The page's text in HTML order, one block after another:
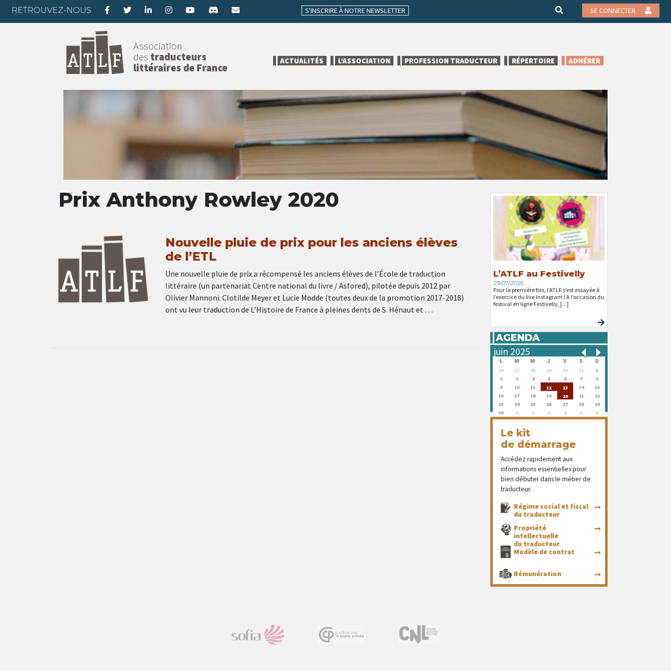
RETROUVEZ-NOUS S'INSCRIRE À NOTRE NEWSLETTER SE CONNECTER
Association
des traducteurs
littéraires de France
ACTUALITÉS L’ASSOCIATION PROFESSION TRADUCTEUR RÉPERTOIRE ADHÉRER
Prix Anthony Rowley 2020
Nouvelle pluie de prix pour les anciens élèves
de l’ETL
Une nouvelle pluie de prix a récompensé les anciens élèves de l’École de traduction
littéraire (un partenariat Centre national du livre / Asfored), pilotée depuis 2012 par
Olivier Mannoni. Clotilde Meyer et Lucie Modde (toutes deux de la promotion 2017-2018)
ont vu leur traduction de L’Histoire de France à pleines dents de S. Hénaut et …
L’ATLF au Festivelly
29/07/2026
Pour la première fois, l’ATLF s’est essayée à
l’exercice du live Instagram ! A l’occasion du
festival en ligne Festivelly, [...]
AGENDA
L M M J V S D
26 27 28 29 30 31
1
2
3 4 5 6 7
8
9
10 11 12 13 14
15
16
17 18 19 20 21
22
23
24 25 26 27 28
29
30
1 2 3 4 5 6
Le kit
de démarrage
Accédez rapidement aux
informations essentielles pour
bien débuter dans le métier de
traducteur.
Régime social et fiscal
du traducteur
Propriété
intellectuelle
du traducteur
Modèle de contrat
Rémunération